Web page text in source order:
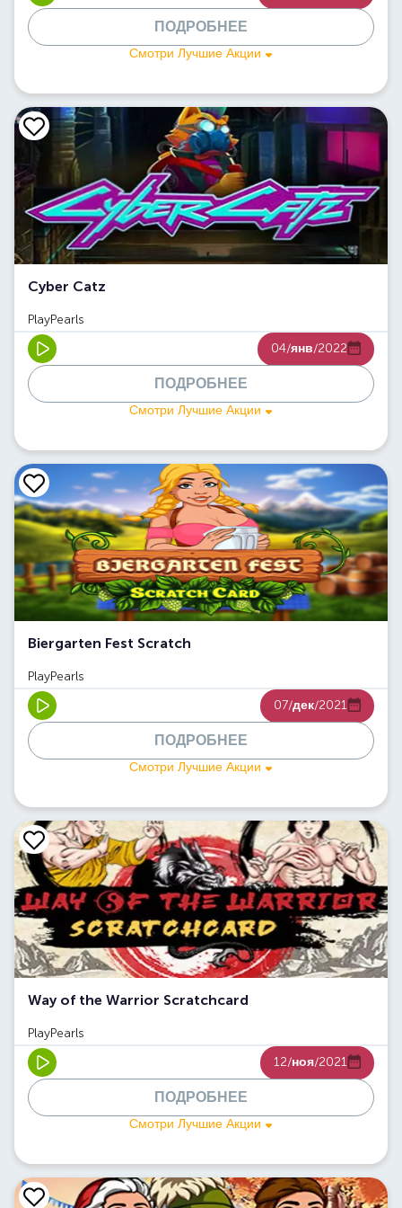
ПОДРОБНЕЕ
Смотри Лучшие Акции
Cyber Catz
PlayPearls
04/янв/2022
ПОДРОБНЕЕ
Смотри Лучшие Акции
Biergarten Fest Scratch
PlayPearls
07/дек/2021
ПОДРОБНЕЕ
Смотри Лучшие Акции
Way of the Warrior Scratchcard
PlayPearls
12/ноя/2021
ПОДРОБНЕЕ
Смотри Лучшие Акции